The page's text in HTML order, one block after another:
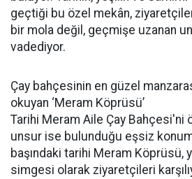
geçtiği bu özel mekân,
bir mola değil, geçmişe uzanan
vadediyor.
Çay bahçesinin en güzel
okuyan ‘Meram Köprüsü’
Tarihi Meram Aile Çay Bahçesi'ni
unsur ise bulunduğu eşsiz
başındaki tarihi Meram Köprüsü,
simgesi olarak ziyaretçileri